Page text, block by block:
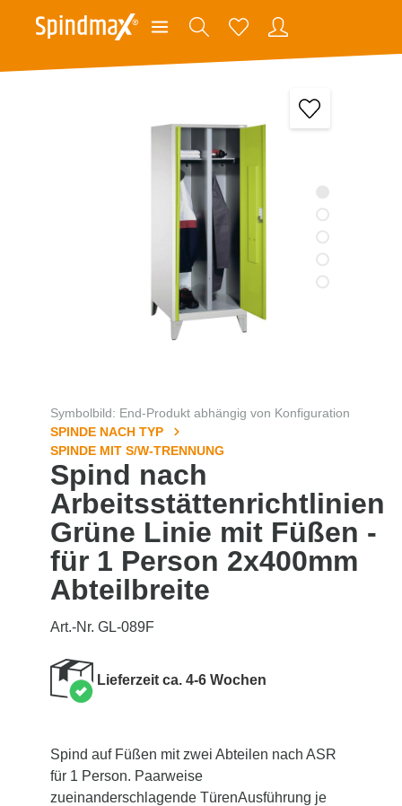
Symbolbild: End-Produkt abhängig von Konfiguration
SPINDE NACH TYP
SPINDE MIT S/W-TRENNUNG
Spind nach
Arbeitsstättenrichtlinien
Grüne Linie mit Füßen -
für 1 Person 2x400mm
Abteilbreite
Art.-Nr. GL-089F
Lieferzeit ca. 4-6 Wochen
Spind auf Füßen mit zwei Abteilen nach ASR
für 1 Person. Paarweise
zueinanderschlagende TürenAusführung je